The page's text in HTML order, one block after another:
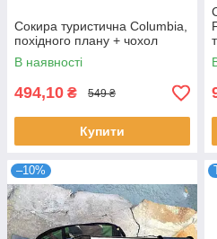
Сокира туристична Columbia,
похідного плану + чохол
В наявності
494,10 ₴ 549 ₴
Купити
–10%